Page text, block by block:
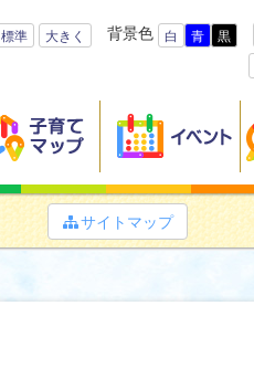
標準 大きく 背景色 白 青 黒
サイトマップ